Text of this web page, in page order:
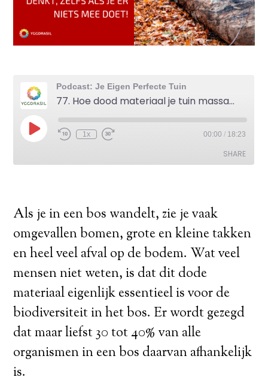
Als je in een bos wandelt, zie je vaak
omgevallen bomen, grote en kleine takken
en heel veel afval op de bodem. Wat veel
mensen niet weten, is dat dit dode
materiaal eigenlijk essentieel is voor de
biodiversiteit in het bos. Er wordt gezegd
dat maar liefst 30 tot 40% van alle
organismen in een bos daarvan afhankelijk
is.